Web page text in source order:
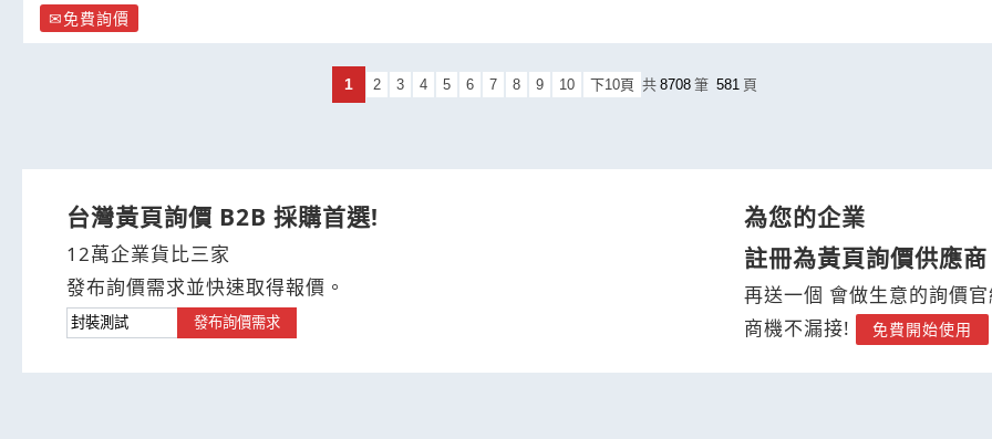
免費詢價
1 2 3 4 5 6 7 8 9 10 下10頁 共 8708 筆 581 頁
台灣黃頁詢價 B2B 採購首選!
12萬企業貨比三家
發布詢價需求並快速取得報價。
發布詢價需求
為您的企業
註冊為黃頁詢價供應商
再送一個 會做生意的詢價
商機不漏接!
免費開始使用